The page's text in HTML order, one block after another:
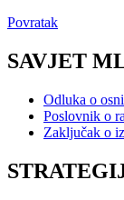
Povratak
SAVJET
Odluka o
Poslovnik o
Zaključak o